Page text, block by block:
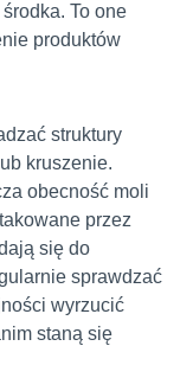
To one
produktów
struktury
kruszenie.
obecność moli
przez
się do
sprawdzać
wyrzucić
staną się